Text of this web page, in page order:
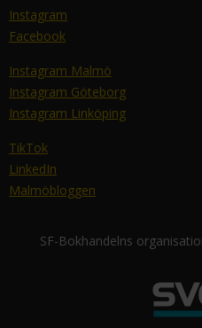
Instagram
Facebook
Instagram Malmö
Instagram Göteborg
Instagram Linköping
TikTok
LinkedIn
Malmöbloggen
SF-Bokhandelns